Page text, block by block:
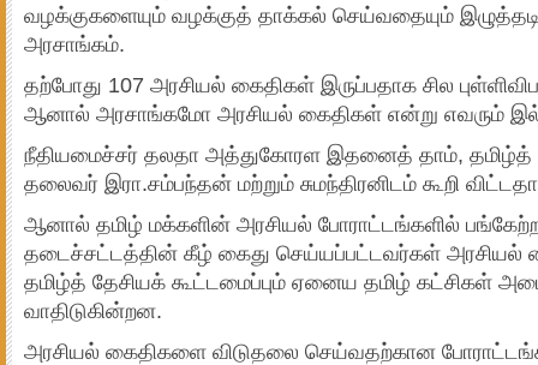
வழக்குகளையும் வழக்குத் தாக்கல் செய்வதையும்
அரசாங்கம்.
தற்போது 107 அரசியல் கைதிகள் இருப்பதாக சில
ஆனால் அரசாங்கமோ அரசியல் கைதிகள் என்று எவரும்
நீதியமைச்சர் தலதா அத்துகோரள இதனைத் தாம், தமிழ்த்
தலைவர் இரா.சம்பந்தன் மற்றும் சுமந்திரனிடம் கூறி
ஆனால் தமிழ் மக்களின் அரசியல் போராட்டங்களில்
தடைச்சட்டத்தின் கீழ் கைது செய்யப்பட்டவர்கள் அரசியல்
தமிழ்த் தேசியக் கூட்டமைப்பும் ஏனைய தமிழ் கட்சிகள்
வாதிடுகின்றன.
அரசியல் கைதிகளை விடுதலை செய்வதற்கான